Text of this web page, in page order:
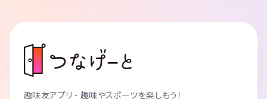
趣味友アプリ - 趣味やスポーツを楽しもう！